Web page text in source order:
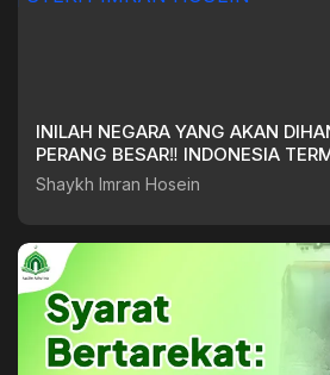
INILAH NEGARA YANG AKAN
PERANG BESAR‼️ INDONESIA
IMRAN HOSEIN
Shaykh Imran Hosein